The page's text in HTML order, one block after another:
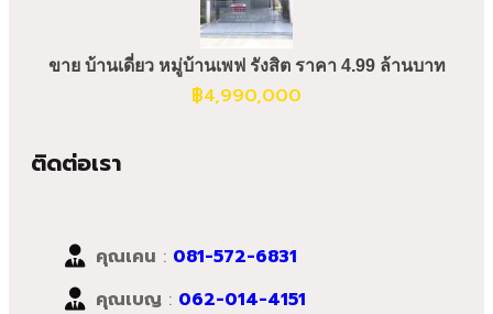
ขาย บ้านเดี่ยว หมู่บ้านเพฟ รังสิต ราคา 4.99 ล้านบาท
฿4,990,000
ติดต่อเรา
คุณเคน : 081-572-6831
คุณเบญ : 062-014-4151